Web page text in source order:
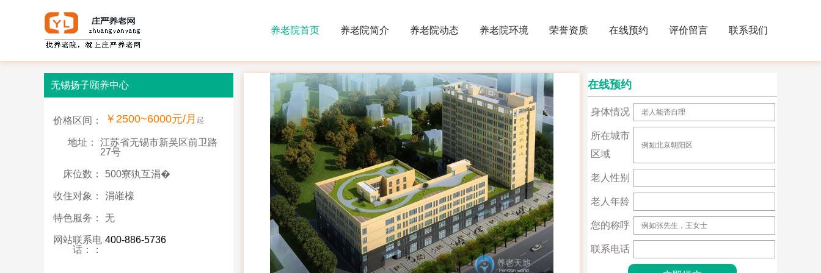
养老院首页 养老院简介 养老院动态 养老院环境 荣誉资质 在线预约 评价留言 联系我们
无锡扬子颐养中心
价格区间： ￥2500~6000元/月 起
地址：
江苏省无锡市新吴区前卫路
27号
床位数： 500寮犱互涓�
收住对象： 涓嶉檺
特色服务： 无
网站联系电
话：：
400-886-5736
在线预约
身体情况
所在城市
区域
老人性别
老人年龄
您的称呼
联系电话